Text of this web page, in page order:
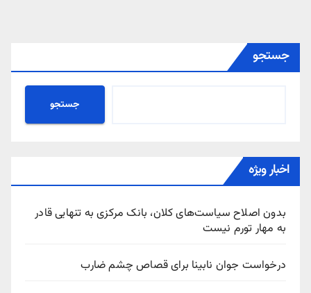
جستجو
جستجو
اخبار ویژه
بدون اصلاح سیاست‌های کلان، بانک مرکزی به تنهایی قادر
به مهار تورم نیست
درخواست جوان نابینا برای قصاص چشم ضارب